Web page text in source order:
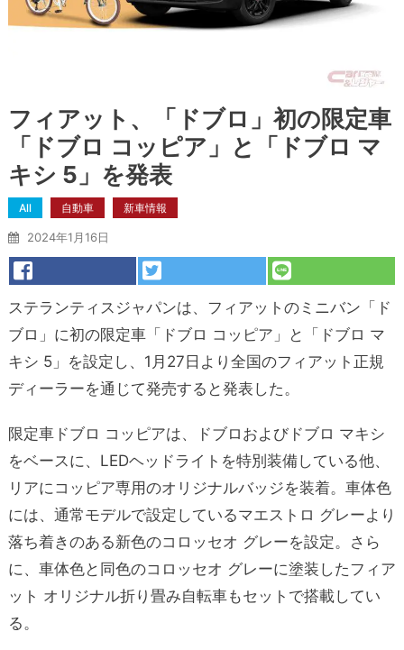
フィアット、「ドブロ」初の限定車
「ドブロ コッピア」と「ドブロ マ
キシ 5」を発表
All 自動車 新車情報
2024年1月16日
ステランティスジャパンは、フィアットのミニバン「ド
ブロ」に初の限定車「ドブロ コッピア」と「ドブロ マ
キシ 5」を設定し、1月27日より全国のフィアット正規
ディーラーを通じて発売すると発表した。
限定車ドブロ コッピアは、ドブロおよびドブロ マキシ
をベースに、LEDヘッドライトを特別装備している他、
リアにコッピア専用のオリジナルバッジを装着。車体色
には、通常モデルで設定しているマエストロ グレーより
落ち着きのある新色のコロッセオ グレーを設定。さら
に、車体色と同色のコロッセオ グレーに塗装したフィア
ット オリジナル折り畳み自転車もセットで搭載してい
る。